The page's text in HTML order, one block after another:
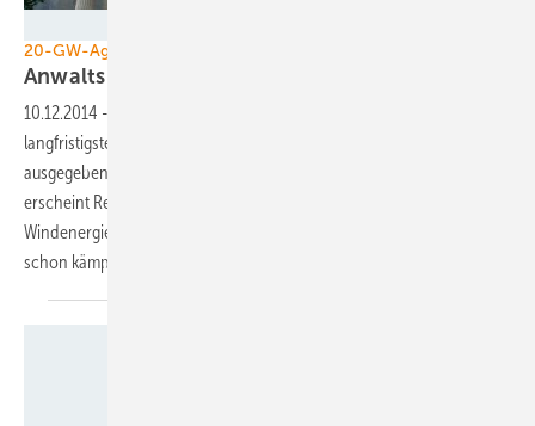
20-GW-Agenda in Niedersachsen
Anwalts Lob für
10.12.2014 -
langfristigstem Ausbauplan für Windkraft. Das im Sommer
ausgegebene Regierungsziel – 20 Gigawatt Kapazität bis 2050 –
erscheint Rechtsexperten dank ausgeklügelter Regeln im kommenden
Windenergieerlass abgesichert. Der Bundesverband Windenergie hat
schon kämpferische Unterstützung